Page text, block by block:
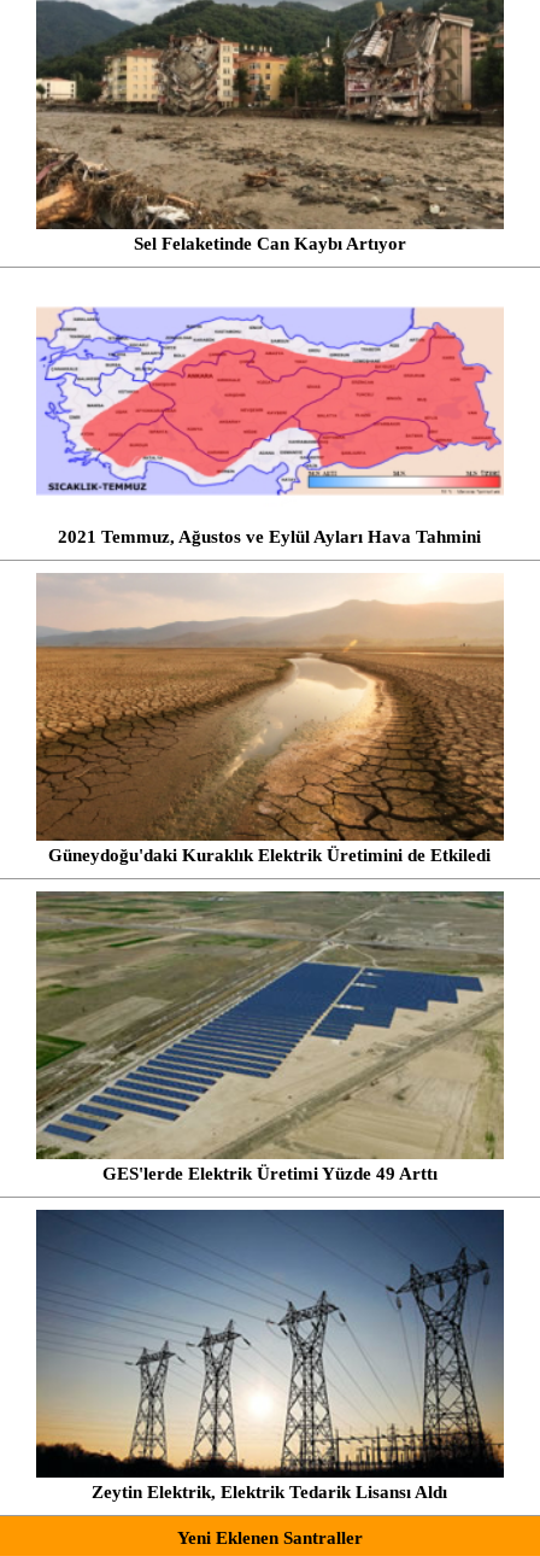
Sel Felaketinde Can Kaybı Artıyor
2021 Temmuz, Ağustos ve Eylül Ayları Hava Tahmini
Güneydoğu'daki Kuraklık Elektrik Üretimini de Etkiledi
GES'lerde Elektrik Üretimi Yüzde 49 Arttı
Zeytin Elektrik, Elektrik Tedarik Lisansı Aldı
Yeni Eklenen Santraller